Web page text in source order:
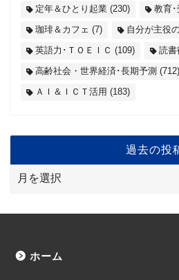
定年＆ひとり起業 (230) 教育･
珈琲＆カフェ (7) 自分が主役
英語力･ＴＯＥＩＣ (109) 読書
高齢社会・世界経済･長期予測 (712)
ＡＩ＆ＩＣＴ活用 (183)
過去の投
ホーム